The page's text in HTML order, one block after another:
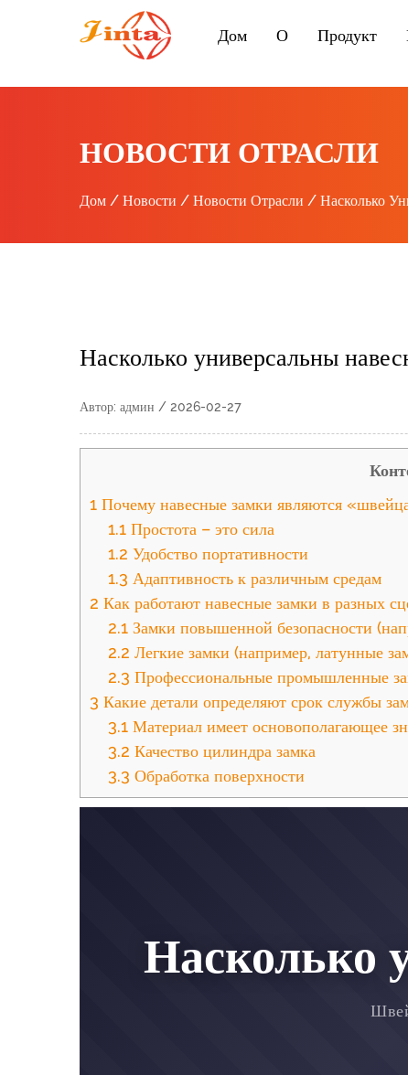
Дом О Продукт
НОВОСТИ ОТРАСЛИ
Дом / Новости / Новости Отрасли / Насколько
Насколько универсальны
Автор: админ / 2026-02-27
1 Почему навесные замки являются
1.1 Простота – это сила
1.2 Удобство портативности
1.3 Адаптивность к различным средам
2 Как работают навесные замки в разных
2.1 Замки повышенной безопасности
2.2 Легкие замки (например, латунные
2.3 Профессиональные промышленные
3 Какие детали определяют срок службы
3.1 Материал имеет основополагающее
3.2 Качество цилиндра замка
3.3 Обработка поверхности
Насколько